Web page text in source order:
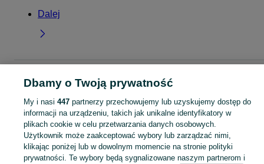
Dalej
Śląskie
Polska - Żywiec
KATEGORIA
Skorzystaj z największego serwisu ogłoszeniowego - Żywiec i okolice! - kupuj lub sprzedawaj jeszcze wygodniej w kategorii Polska! Zobacz
Dbamy o Twoją prywatność
My i nasi 447partnerzy przechowujemy lub uzyskujemy dostęp do
informacji na urządzeniu, takich jak unikalne identyfikatory w
plikach cookie w celu przetwarzania danych osobowych.
Użytkownik może zaakceptować wybory lub zarządzać nimi,
klikając poniżej lub w dowolnym momencie na stronie polityki
prywatności. Te wybory będą sygnalizowane naszym partnerom i